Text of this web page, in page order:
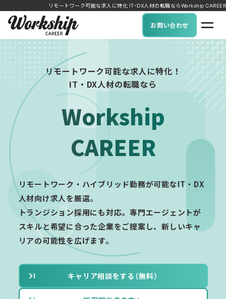
リモートワーク可能な求人に特化 IT・DX人材の転職ならWorkship CAREER
お問い合わせ
リモートワーク可能な求人に特化！
IT・DX人材の転職なら
Workship
CAREER
リモートワーク・ハイブリッド勤務が可能なIT・DX
人材向け求人を厳選。
トランジション採用にも対応。専門エージェントが
スキルと希望に合った企業をご提案し、新しいキャ
リアの可能性を広げます。
キャリア相談をする（無料）